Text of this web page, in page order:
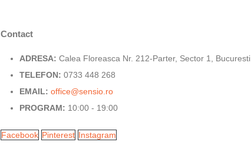
Contact
ADRESA: Calea Floreasca Nr. 212-Parter, Sector 1, Bucuresti
TELEFON: 0733 448 268
EMAIL: office@sensio.ro
PROGRAM: 10:00 - 19:00
Facebook Pinterest Instagram